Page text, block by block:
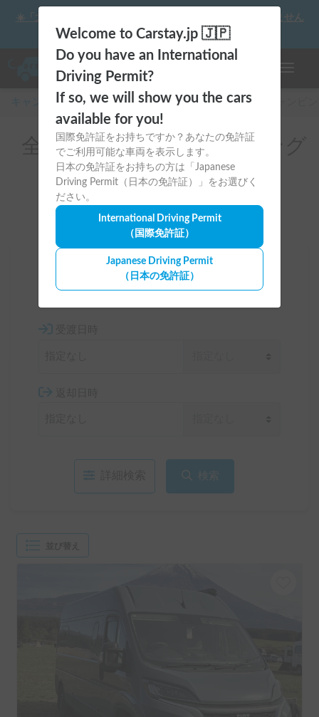
Welcome to Carstay.jp 🇯🇵
Do you have an International
Driving Permit?
If so, we will show you the cars
available for you!
国際免許証をお持ちですか？あなたの免許証
でご利用可能な車両を表示します。
日本の免許証をお持ちの方は「Japanese
Driving Permit（日本の免許証）」をお選びく
ださい。
International Driving Permit
（国際免許証）
Japanese Driving Permit
（日本の免許証）
☀️「大曲の花火」をキャンピングカーで最高の思い出にしません
か？
キャンピングカー・車中泊スポット予約はCarstay
全国のレンタルキャンピング
カー（フィアット）
全国
検索